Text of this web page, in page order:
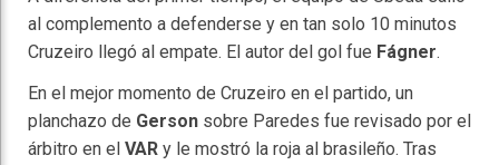
al complemento a defenderse y en tan solo 10 minutos
Cruzeiro llegó al empate. El autor del gol fue Fágner.
En el mejor momento de Cruzeiro en el partido, un
planchazo de Gerson sobre Paredes fue revisado por el
árbitro en el VAR y le mostró la roja al brasileño. Tras